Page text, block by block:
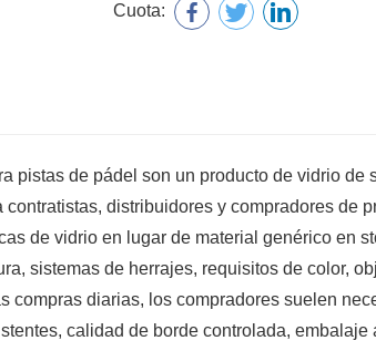
Cuota:
pistas de pádel son un producto de vidrio de
distribuidores y compradores de
de vidrio en lugar de material genérico en
sistemas de herrajes, requisitos de color,
compras diarias, los compradores suelen
calidad de borde controlada, embalaje